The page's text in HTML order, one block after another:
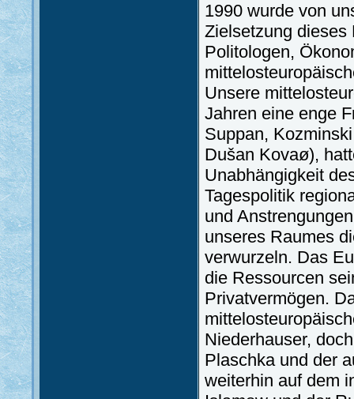
1990 wurde von
Zielsetzung dieses
Politologen,
Unsere
Jahren eine enge
Suppan,
Dušan Kovaø),
Unabhängigkeit
Tagespolitik
und
unseres Raumes
verwurzeln. Das
die Ressourcen
Privatvermögen.
Niederhauser,
Plaschka und der
weiterhin auf dem